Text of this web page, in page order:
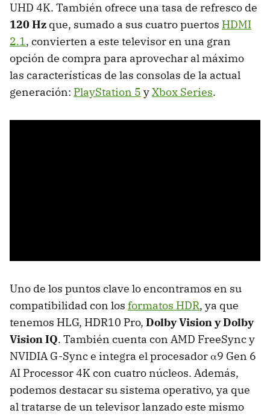
UHD 4K. También ofrece una tasa de refresco de
120 Hz que, sumado a sus cuatro puertos HDMI
2.1, convierten a este televisor en una gran
opción de compra para aprovechar al máximo
las características de las consolas de la actual
generación: PlayStation 5 yXbox Series.
Uno de los puntos clave lo encontramos en su
compatibilidad con los formatos HDR, ya que
tenemos HLG, HDR10 Pro, Dolby Vision y Dolby
Vision IQ. También cuenta con AMD FreeSync y
NVIDIA G-Sync e integra el procesador α9 Gen 6
AI Processor 4K con cuatro núcleos. Además,
podemos destacar su sistema operativo, ya que
al tratarse de un televisor lanzado este mismo